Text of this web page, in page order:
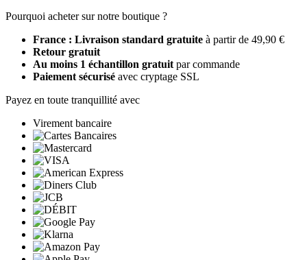
Pourquoi acheter sur notre boutique ?
France : Livraison standard gratuite à partir de 49,90 €
Retour gratuit
Au moins 1 échantillon gratuitpar commande
Paiement sécurisé avec cryptage SSL
Payez en toute tranquillité avec
Virement bancaire